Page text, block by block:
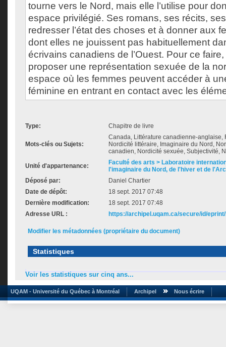
tourne vers le Nord, mais elle l’utilise pour
espace privilégié. Ses romans, ses récits,
redresser l’état des choses et à donner aux
dont elles ne jouissent pas habituellement
écrivains canadiens de l’Ouest. Pour ce faire,
proposer une représentation sexuée de la
espace où les femmes peuvent accéder à
féminine en entrant en contact avec les
Type: Chapitre de livre
Mots-clés ou Sujets:
Canada, Littérature canadienne-anglaise,
Nordicité littéraire, Imaginaire du Nord,
canadien, Nordicité sexuée, Subjectivité,
Unité d'appartenance:
Faculté des arts > Laboratoire
l'imaginaire du Nord, de l'hiver et de
Déposé par:
Daniel Chartier
Date de dépôt:
18 sept. 2017 07:48
Dernière modification:
18 sept. 2017 07:48
Adresse URL :
https://archipel.uqam.ca/secure/id/
Modifier les métadonnées (propriétaire du document)
Statistiques
Voir les statistiques sur cinq ans...
UQAM - Université du Québec à Montréal Archipel Nous écrire